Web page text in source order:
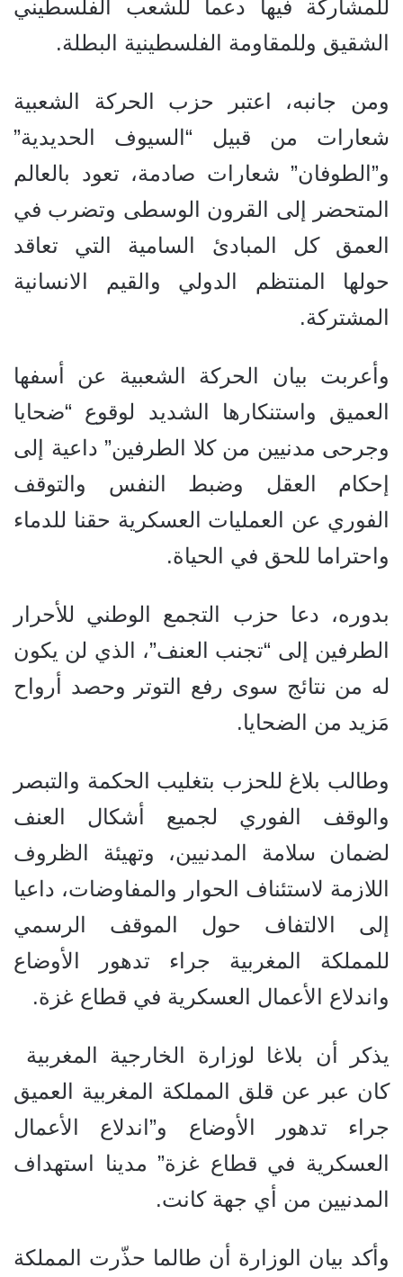
للمشاركة فيها دعما للشعب الفلسطيني
الشقيق وللمقاومة الفلسطينية البطلة.
ومن جانبه، اعتبر حزب الحركة الشعبية
شعارات من قبيل “السيوف الحديدية”
و”الطوفان” شعارات صادمة، تعود بالعالم
المتحضر إلى القرون الوسطى وتضرب في
العمق كل المبادئ السامية التي تعاقد
حولها المنتظم الدولي والقيم الانسانية
المشتركة.
وأعربت بيان الحركة الشعبية عن أسفها
العميق واستنكارها الشديد لوقوع “ضحايا
وجرحى مدنيين من كلا الطرفين” داعية إلى
إحكام العقل وضبط النفس والتوقف
الفوري عن العمليات العسكرية حقنا للدماء
واحتراما للحق في الحياة.
بدوره، دعا حزب التجمع الوطني للأحرار
الطرفين إلى “تجنب العنف”، الذي لن يكون
له من نتائج سوى رفع التوتر وحصد أرواح
مَزيد من الضحايا.
وطالب بلاغ للحزب بتغليب الحكمة والتبصر
والوقف الفوري لجميع أشكال العنف
لضمان سلامة المدنيين، وتهيئة الظروف
اللازمة لاستئناف الحوار والمفاوضات، داعيا
إلى الالتفاف حول الموقف الرسمي
للمملكة المغربية جراء تدهور الأوضاع
واندلاع الأعمال العسكرية في قطاع غزة.
يذكر أن بلاغا لوزارة الخارجية المغربية
كان عبر عن قلق المملكة المغربية العميق
جراء تدهور الأوضاع و”اندلاع الأعمال
العسكرية في قطاع غزة” مدينا استهداف
المدنيين من أي جهة كانت.
وأكد بيان الوزارة أن طالما حذّرت المملكة